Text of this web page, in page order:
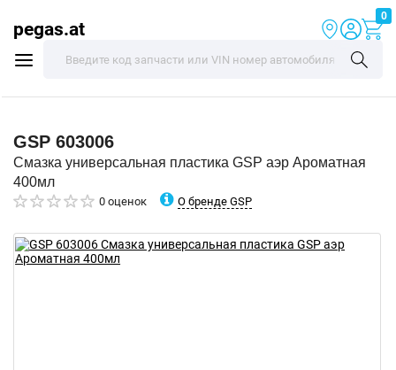
pegas.at
0
GSP 603006
Смазка универсальная пластика GSP аэр Ароматная
400мл
0 оценок О бренде GSP